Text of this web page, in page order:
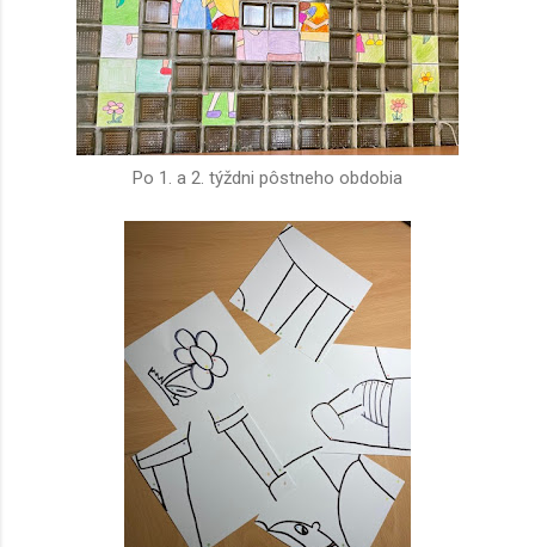
Po 1. a 2. týždni pôstneho obdobia